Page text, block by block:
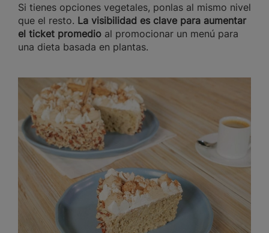
Si tienes opciones vegetales, ponlas al mismo nivel
que el resto. La visibilidad es clave para aumentar
el ticket promedio al promocionar un menú para
una dieta basada en plantas.